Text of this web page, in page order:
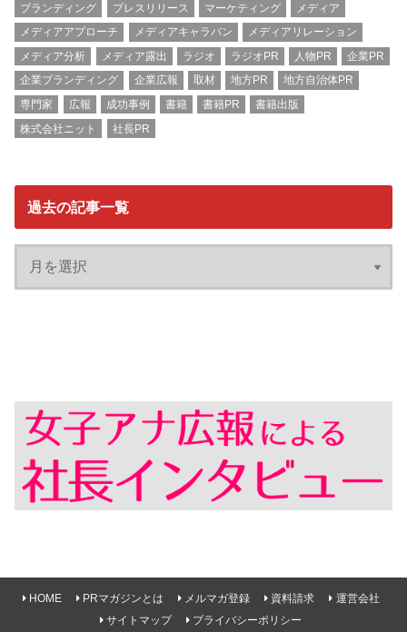
ブランディング
プレスリリース マーケティング
メディア
メディアアプローチ
メディアキャラバン
メディアリレーション
メディア分析
メディア露出 ラジオ ラジオPR 人物PR
企業PR
企業ブランディング
企業広報 取材 地方PR
地方自治体PR
専門家
広報 成功事例 書籍 書籍PR
書籍出版
株式会社ニット
社長PR
過去の記事一覧
HOME PRマガジンとは メルマガ登録 資料請求
運営会社
サイトマップ
プライバシーポリシー